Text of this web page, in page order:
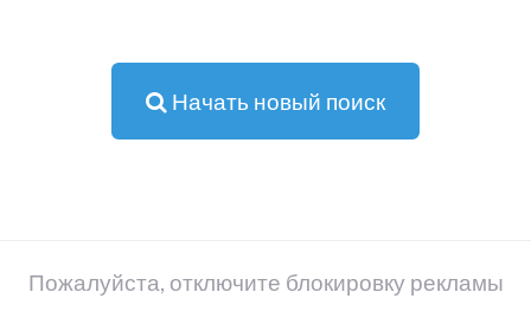
Начать новый поиск
Пожалуйста, отключите блокировку рекламы